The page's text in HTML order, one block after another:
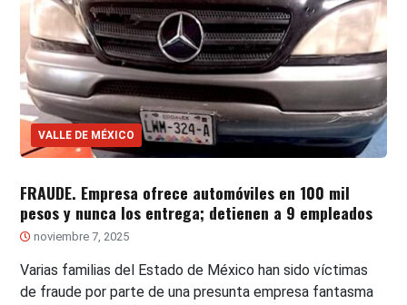
VALLE DE MÉXICO
FRAUDE. Empresa ofrece automóviles en 100 mil
pesos y nunca los entrega; detienen a 9 empleados
noviembre 7, 2025
Varias familias del Estado de México han sido víctimas
de fraude por parte de una presunta empresa fantasma